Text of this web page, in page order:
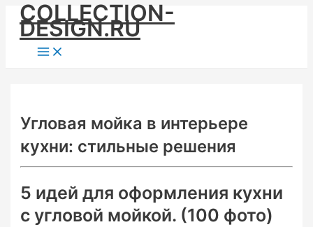
Skip
content
COLLECTION-
DESIGN.RU
Main
Menu
Угловая мойка в интерьере
кухни: стильные решения
5 идей для оформления кухни
с угловой мойкой. (100 фото)